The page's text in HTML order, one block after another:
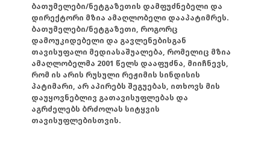
ბათუმელები/ნეტგაზეთის დამფუძნებელი და
დირექტორი მზია ამაღლობელი დააპატიმრეს.
ბათუმელები/ნეტგაზეთი, როგორც
დამოუკიდებელი და გავლენებისგან
თავისუფალი მედიასაშუალება, რომელიც მზია
ამაღლობელმა 2001 წელს დააფუძნა, მიიჩნევს,
რომ ის არის რუსული რეჟიმის სინდისის
პატიმარი, არ აპირებს შეგუებას, ითხოვს მის
დაუყოვნებლივ გათავისუფლებას და
აგრძელებს ბრძოლას სიტყვის
თავისუფლებისთვის.